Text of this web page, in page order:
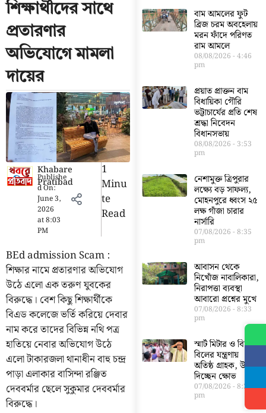
শিক্ষার্থীদের সাথে
প্রতারণার
অভিযোগে মামলা
দায়ের
Khabare
Pratibad
Publishe
d On:
June 3,
2026
at8:03
PM
1
Minu
Te
Read
BEd admission Scam :
শিক্ষার নামে প্রতারণার অভিযোগ
উঠে এলো এক তরুণ যুবকের
বিরুদ্ধে। বেশ কিছু শিক্ষার্থীকে
বিএড কলেজে ভর্তি করিয়ে দেবার
নাম করে তাদের বিভিন্ন নথি পত্র
হাতিয়ে নেবার অভিযোগ উঠে
এলো টাকারজলা থানাধীন বাহু চন্দ্র
পাড়া এলাকার বাসিন্দা রঞ্জিত
দেববর্মার ছেলে সুকুমার দেববর্মার
বিরুদ্ধে।
বাম আমলের ফুট
ব্রিজ চরম অবহেলায়
মরন ফাঁদে পরিণত
রাম আমলে
08/08/2026 4:46
pm
প্রয়াত প্রাক্তন বাম
বিধায়িকা গৌরি
ভট্টাচার্যের প্রতি শেষ
শ্রদ্ধা নিবেদন
বিধানসভায়
08/08/2026 3:53
pm
নেশামুক্ত ত্রিপুরার
লক্ষ্যে বড় সাফল্য,
মোহনপুরে ধ্বংস ২৫
লক্ষ গাঁজা চারার
নার্সারি
07/08/2026 8:35
pm
আবাসন থেকে
নিখোঁজ নাবালিকারা,
নিরাপত্তা ব্যবস্থা
আবারো প্রশ্নের মুখে
07/08/2026 8:33
pm
স্মার্ট মিটার ও বিদ্যুৎ
বিলের যন্ত্রণায়
অতিষ্ঠ গ্রাহক, উগড়ে
দিচ্ছেন ক্ষোভ
07/08/2026 8:30
pm